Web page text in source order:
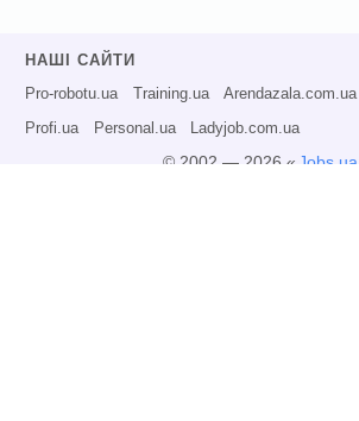
НАШІ САЙТИ
Pro-robotu.ua Training.ua Arendazala.com.ua
Profi.ua Personal.ua Ladyjob.com.ua
© 2002 — 2026 « Jobs.ua